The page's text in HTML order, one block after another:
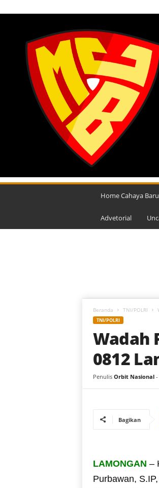
M
Home Cahaya Baru
Advetorial
Beranda TNI/POLRI
TNI/POLRI
Wadah
0812
Penulis Orbit Nasional-
Bagikan
LAMONGAN –
Purbawan,